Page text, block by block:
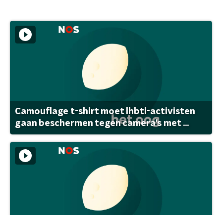
Camouflage t-shirt moet lhbti-activisten
gaan beschermen tegen camera's met ...